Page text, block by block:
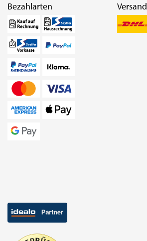
Bezahlarten Versand